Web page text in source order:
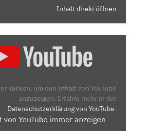
Inhalt direkt öffnen
klicken, um den Inhalt von YouTube
anzuzeigen. Erfahre mehr in der
Datenschutzerklärung von YouTube.
von YouTube immer anzeigen